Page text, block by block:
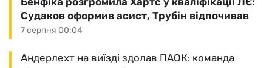
7 серпня 00:04
Судаков оформив асист, Трубін відпочивав
Андерлехт на виїзді здолав ПАОК: команда